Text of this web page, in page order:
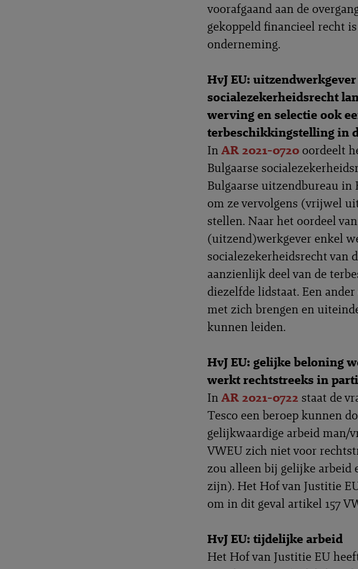
voorafgaand aan de
gekoppeld financieel recht
onderneming.
HvJ EU:
socialezekerheidsrecht
werving en selectie ook
terbeschikkingstelling in
InAR 2021-0720 oordeelt
Bulgaarse
Bulgaarse uitzendbureau
om ze vervolgens (vrijwel
stellen. Naar het oordeel
(uitzend)werkgever enkel
socialezekerheidsrecht van
aanzienlijk deel van de
diezelfde lidstaat. Een
met zich brengen en
kunnen leiden.
HvJ EU: gelijke beloning
werkt rechtstreeks in
InAR 2021-0722 staat de
Tesco een beroep kunnen
gelijkwaardige arbeid man/
VWEU zich niet voor
zou alleen bij gelijke arbeid
zijn). Het Hof van Justitie
om in dit geval artikel 157
HvJ EU: tijdelijke arbeid
Het Hof van Justitie EU